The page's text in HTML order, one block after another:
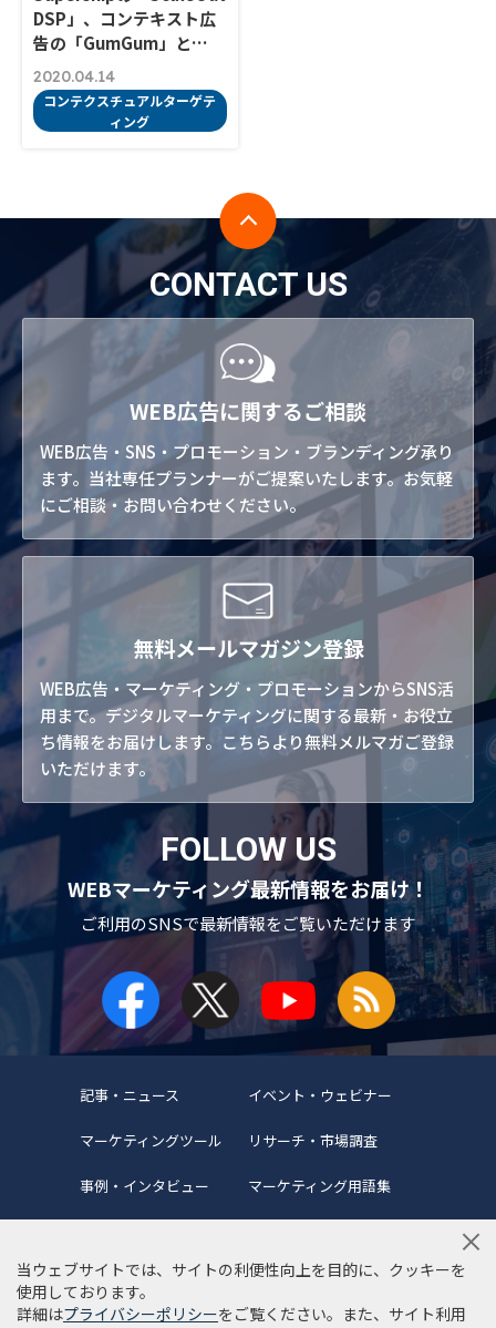
DSP」、コンテキスト広
告の「GumGum」と…
2020.04.14
コンテクスチュアルターゲテ
ィング
CONTACT US
WEB広告に関するご相談
WEB広告・SNS・プロモーション・ブランディング承り
ます。当社専任プランナーがご提案いたします。お気軽
にご相談・お問い合わせください。
無料メールマガジン登録
WEB広告・マーケティング・プロモーションからSNS活
用まで。デジタルマーケティングに関する最新・お役立
ち情報をお届けします。こちらより無料メルマガご登録
いただけます。
FOLLOW US
WEBマーケティング最新情報をお届け！
ご利用のSNSで最新情報をご覧いただけます
記事・ニュース イベント・ウェビナー
マーケティングツール リサーチ・市場調査
事例・インタビュー マーケティング用語集
当サイトについて 編集ポリシー サイトマップ
当ウェブサイトでは、サイトの利便性向上を目的に、クッキーを
使用しております。
詳細はプライバシーポリシーをご覧ください。また、サイト利用